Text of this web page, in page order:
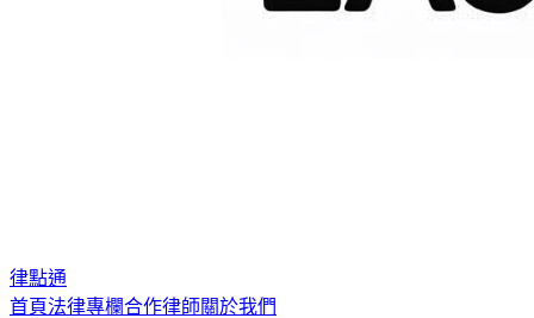
律點通
首頁法律專欄合作律師關於我們